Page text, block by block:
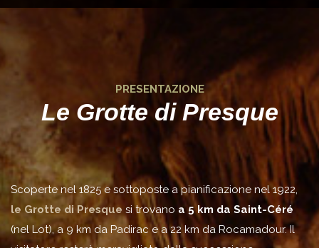
PRESENTAZIONE
Le Grotte di Presque
Scoperte nel 1825 e sottoposte a pianificazione nel 1922,
le Grotte di Presque si trovano a 5 km da Saint-Céré
(nel Lot), a 9 km da Padirac e a 22 km da Rocamadour. Il